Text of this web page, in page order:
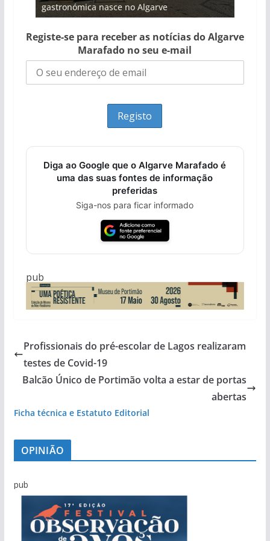
gastronómica nasce no Algarve
entre redes e fábricas
hotéis (com vídeo)
Algarve voltam a ter vida (com vídeo)
arribas em risco no Algarve (com vídeo)
Registe-se para receber as notícias do Algarve
Marafado no seu e-mail
Diga ao Google que o Algarve Marafado é
uma das suas fontes de informação
preferidas
Siga-nos para ficar informado
pub
Profissionais do pré-escolar de Lagos realizaram
testes de Covid-19
Balcão Único de Portimão volta a estar de portas
abertas
Ficha técnica e Estatuto Editorial
OPINIÃO
pub